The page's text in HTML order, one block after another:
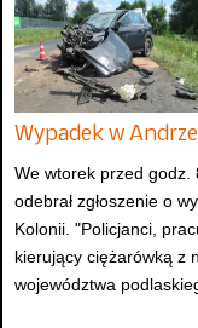
Wypadek w
We wtorek przed godz.
odebrał zgłoszenie o
Kolonii. "Policjanci,
kierujący ciężarówką z
województwa